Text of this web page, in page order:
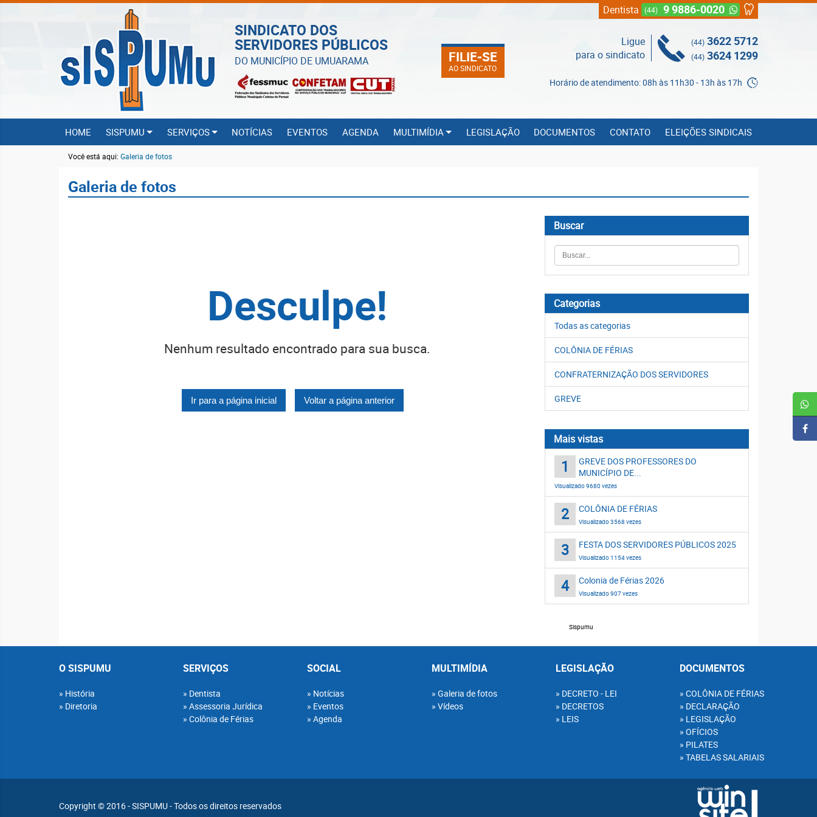
SINDICATO DOS
SERVIDORES PÚBLICOS
DO MUNICÍPIO DE UMUARAMA FILIE-SE
AO SINDICATO
Ligue
para o sindicato
(44) 3622 5712
(44) 3624 1299
Horário de atendimento: 08h às 11h30 - 13h às 17h
Dentista (44) 9 9886-0020
HOME SISPUMU SERVIÇOS NOTÍCIAS EVENTOS AGENDA MULTIMÍDIA LEGISLAÇÃO DOCUMENTOS CONTATO ELEIÇÕES SINDICAIS
Você está aqui: Galeria de fotos
Galeria de fotos
Desculpe!
Nenhum resultado encontrado para sua busca.
Ir para a página inicial Voltar a página anterior
Buscar
Categorias
Todas as categorias
COLÔNIA DE FÉRIAS
CONFRATERNIZAÇÃO DOS SERVIDORES
GREVE
Mais vistas
1
GREVE DOS PROFESSORES DO
MUNICÍPIO DE...
Visualizado 9680 vezes
2 COLÔNIA DE FÉRIAS
Visualizado 3568 vezes
3 FESTA DOS SERVIDORES PÚBLICOS 2025
Visualizado 1154 vezes
4 Colonia de Férias 2026
Visualizado 907 vezes
Sispumu
O SISPUMU
História
Diretoria
SERVIÇOS
Dentista
Assessoria Jurídica
Colônia de Férias
SOCIAL
Notícias
Eventos
Agenda
MULTIMÍDIA
Galeria de fotos
Vídeos
LEGISLAÇÃO
DECRETO - LEI
DECRETOS
LEIS
DOCUMENTOS
COLÔNIA DE FÉRIAS
DECLARAÇÃO
LEGISLAÇÃO
OFÍCIOS
PILATES
TABELAS SALARIAIS
Copyright © 2016 - SISPUMU - Todos os direitos reservados